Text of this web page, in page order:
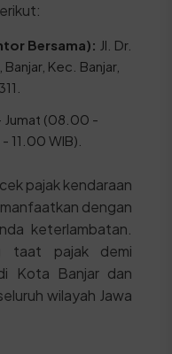
Bersama): Jl. Dr.
Kec. Banjar,
Jumat (08.00 -
11.00 WIB).
pajak kendaraan
dengan
keterlambatan.
taat pajak demi
Kota Banjar dan
wilayah Jawa